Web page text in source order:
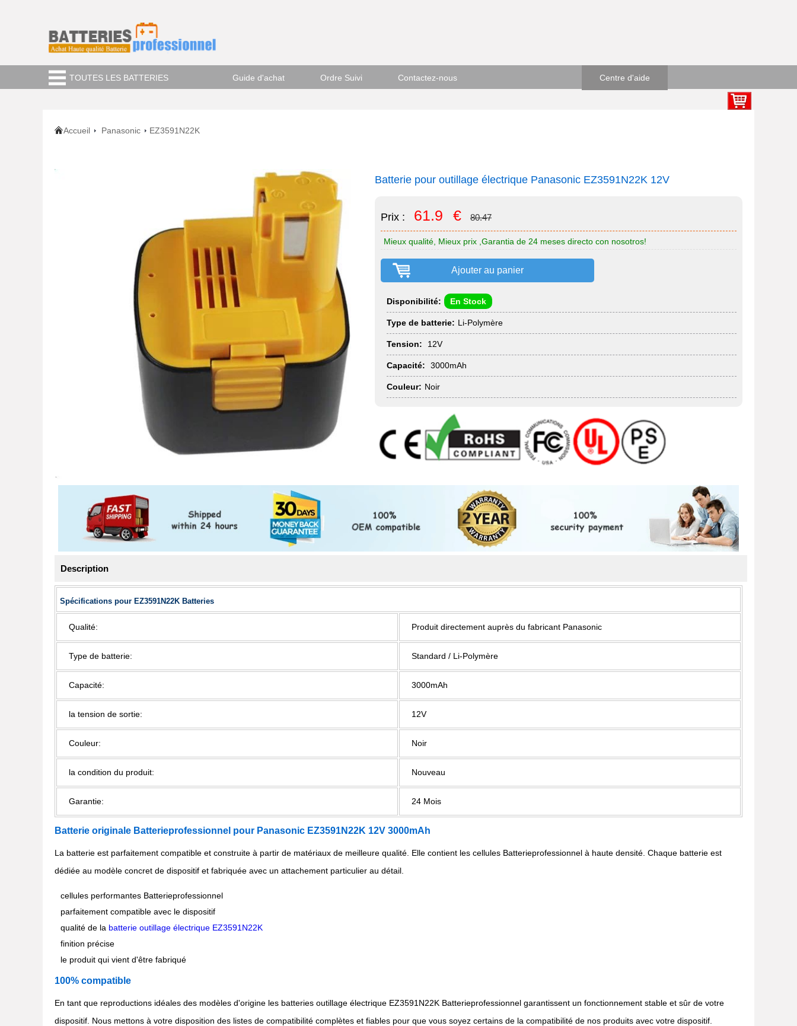
Accueil Panasonic EZ3591N22K
Batterie pour outillage électrique Panasonic EZ3591N22K 12V
Prix : 61.9 € 80.47
Mieux qualité, Mieux prix ,Garantia de 24 meses directo con nosotros!
Ajouter au panier
Disponibilité: En Stock
Type de batterie: Li-Polymère
Tension: 12V
Capacité: 3000mAh
Couleur: Noir
Description
Spécifications pour EZ3591N22K Batteries
Qualité: Produit directement auprès du fabricant Panasonic
Type de batterie: Standard / Li-Polymère
Capacité: 3000mAh
la tension de sortie: 12V
Couleur: Noir
la condition du produit: Nouveau
Garantie: 24 Mois
Batterie originale Batterieprofessionnel pour Panasonic EZ3591N22K 12V 3000mAh
La batterie est parfaitement compatible et construite à partir de matériaux de meilleure qualité. Elle contient les cellules Batterieprofessionnel à haute densité. Chaque batterie est
dédiée au modèle concret de dispositif et fabriquée avec un attachement particulier au détail.
cellules performantes Batterieprofessionnel
parfaitement compatible avec le dispositif
qualité de la batterie outillage électrique EZ3591N22K
finition précise
le produit qui vient d'être fabriqué
100% compatible
En tant que reproductions idéales des modèles d'origine les batteries outillage électrique EZ3591N22K Batterieprofessionnel garantissent un fonctionnement stable et sûr de votre
dispositif. Nous mettons à votre disposition des listes de compatibilité complètes et fiables pour que vous soyez certains de la compatibilité de nos produits avec votre dispositif.
TOUTES LES BATTERIES Guide d'achat Ordre Suivi Contactez-nous Centre d'aide